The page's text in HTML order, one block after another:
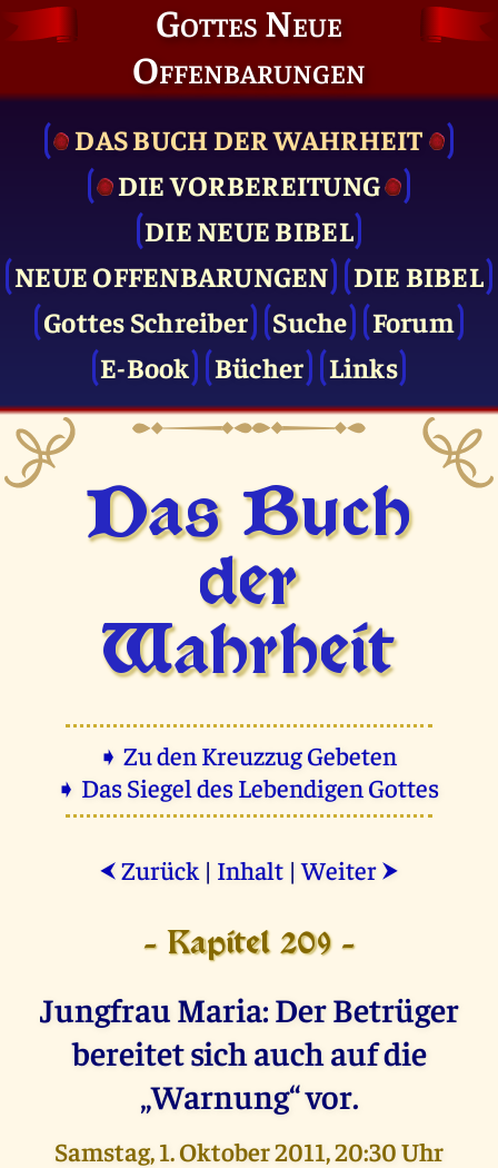
Gottes Neue
Offenbarungen
DAS BUCH DER WAHRHEIT
DIE VOR­BEREITUNG
DIE NEUE BIBEL
NEUE OFFENBARUNGEN
DIE BIBEL
Gottes Schreiber
Suche
Forum
E-Book
Bücher Links
Das Buch
der
Wahrheit
➧ Zu den Kreuzzug Gebeten
➧ Das Siegel des Lebendigen Gottes
⮜ Zurück | Inhalt |Weiter ⮞
- Kapitel 209 -
Jungfrau Maria: Der Betrüger
bereitet sich auch auf die
„Warnung“ vor.
Samstag, 1. Oktober 2011, 20:30 Uhr